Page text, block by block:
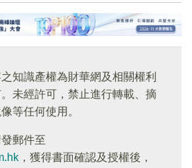
知識產權為財華網及相關權利
未經許可，禁止進行轉載、摘
等任何使用。
郵件至
，獲得書面確認及授權後，